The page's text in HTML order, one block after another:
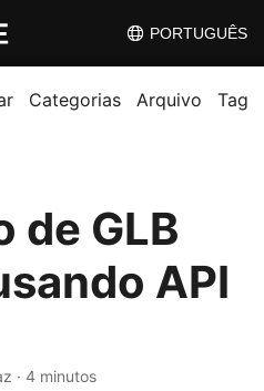
PORTUGUÊS
Categorias Arquivo Tag
de GLB
API
· 4 minutos